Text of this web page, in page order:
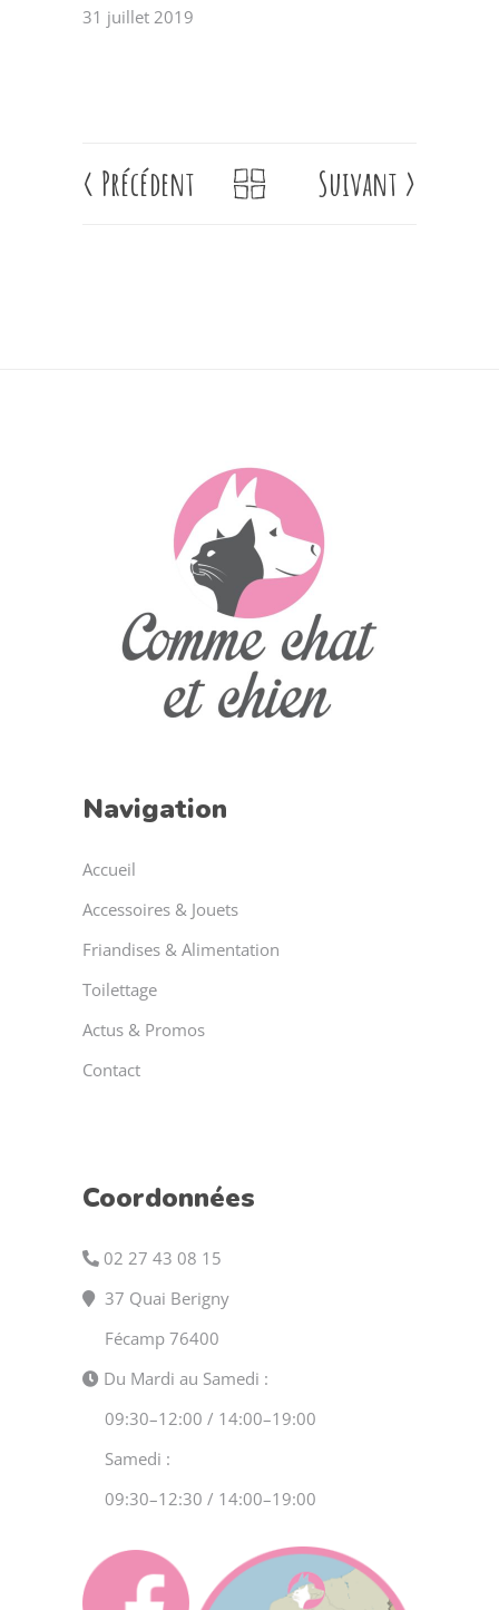
31 juillet 2019
< Précédent Suivant >
Navigation
Accueil
Accessoires & Jouets
Friandises & Alimentation
Toilettage
Actus & Promos
Contact
Coordonnées
02 27 43 08 15
37 Quai Berigny
Fécamp 76400
Du Mardi au Samedi :
09:30–12:00 / 14:00–19:00
Samedi :
09:30–12:30 / 14:00–19:00